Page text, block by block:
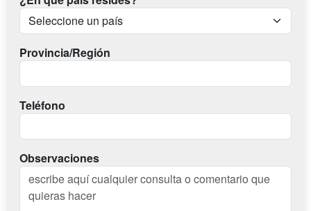
Provincia/Región
Teléfono
Observaciones